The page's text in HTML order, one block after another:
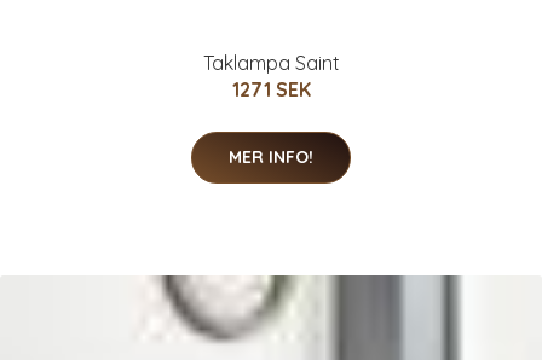
Taklampa Saint
1271 SEK
MER INFO!